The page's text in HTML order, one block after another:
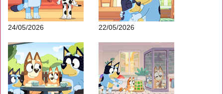
24/05/2026 22/05/2026